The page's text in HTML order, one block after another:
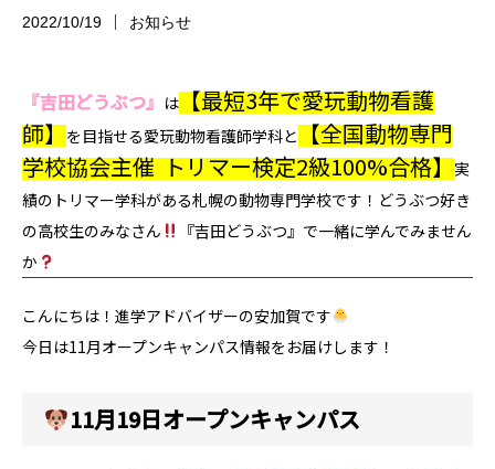
2022/10/19 お知らせ
『吉田どうぶつ』 は【最短3年で愛玩動物看護
師】を目指せる愛玩動物看護師学科と【全国動物専門
学校協会主催 トリマー検定2級100%合格】実
績のトリマー学科がある札幌の動物専門学校です！どうぶつ好き
の高校生のみなさん
『吉田どうぶつ』で一緒に学んでみません
か
こんにちは！進学アドバイザーの安加賀です
今日は11月オープンキャンパス情報をお届けします！
11月19日オープンキャンパス